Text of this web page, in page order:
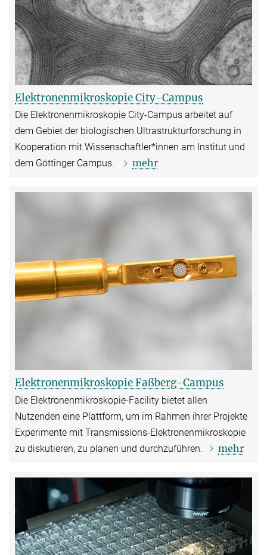
Elektronenmikroskopie City-Campus
Die Elektronenmikroskopie City-Campus arbeitet auf
dem Gebiet der biologischen Ultrastrukturforschung in
Kooperation mit Wissenschaftler*innen am Institut und
dem Göttinger Campus.
mehr
Elektronenmikroskopie Faßberg-Campus
Die Elektronenmikroskopie-Facility bietet allen
Nutzenden eine Plattform, um im Rahmen ihrer Projekte
Experimente mit Transmissions-Elektronenmikroskopie
zu diskutieren, zu planen und durchzuführen.
mehr